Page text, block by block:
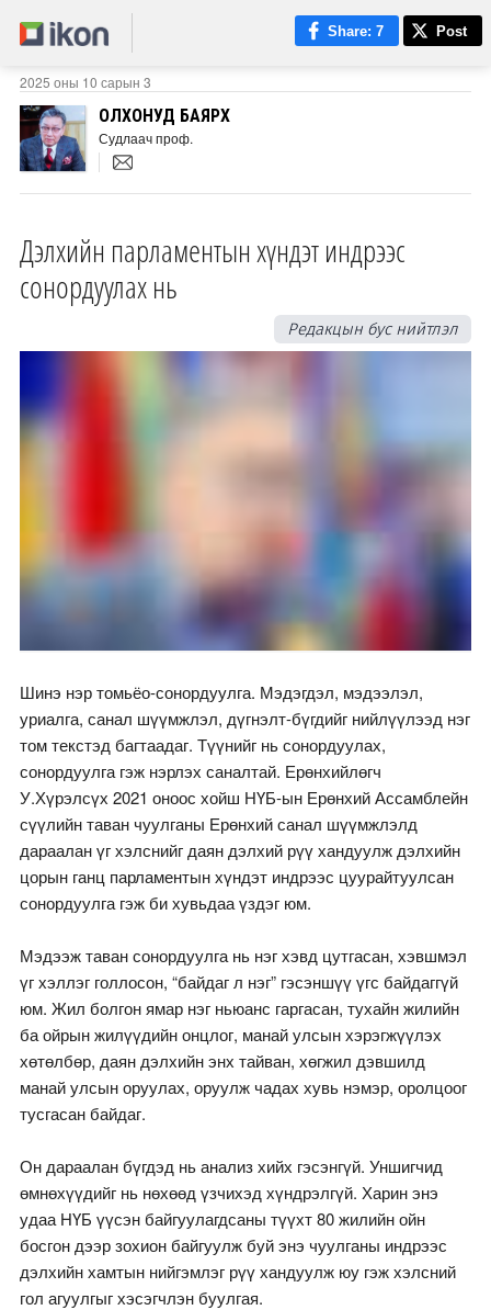
Share: 7 Post
2025 оны 10 сарын 3
ОЛХОНУД БАЯРХҮҮ
Судлаач проф.
Дэлхийн парламентын хүндэт индрээс
сонордуулах нь
Редакцын бус нийтлэл
Шинэ нэр томьёо-сонордуулга. Мэдэгдэл, мэдээлэл,
уриалга, санал шүүмжлэл, дүгнэлт-бүгдийг нийлүүлээд нэг
том текстэд багтаадаг. Түүнийг нь сонордуулах,
сонордуулга гэж нэрлэх саналтай. Ерөнхийлөгч
У.Хүрэлсүх 2021 оноос хойш НҮБ-ын Ерөнхий Ассамблейн
сүүлийн таван чуулганы Ерөнхий санал шүүмжлэлд
дараалан үг хэлснийг даян дэлхий рүү хандуулж дэлхийн
цорын ганц парламентын хүндэт индрээс цуурайтуулсан
сонордуулга гэж би хувьдаа үздэг юм.
Мэдээж таван сонордуулга нь нэг хэвд цутгасан, хэвшмэл
үг хэллэг голлосон, “байдаг л нэг” гэсэншүү үгс байдаггүй
юм. Жил болгон ямар нэг ньюанс гаргасан, тухайн жилийн
ба ойрын жилүүдийн онцлог, манай улсын хэрэгжүүлэх
хөтөлбөр, даян дэлхийн энх тайван, хөгжил дэвшилд
манай улсын оруулах, оруулж чадах хувь нэмэр, оролцоог
тусгасан байдаг.
Он дараалан бүгдэд нь анализ хийх гэсэнгүй. Уншигчид
өмнөхүүдийг нь нөхөөд үзчихэд хүндрэлгүй. Харин энэ
удаа НҮБ үүсэн байгуулагдсаны түүхт 80 жилийн ойн
босгон дээр зохион байгуулж буй энэ чуулганы индрээс
дэлхийн хамтын нийгэмлэг рүү хандуулж юу гэж хэлсний
гол агуулгыг хэсэгчлэн буулгая.